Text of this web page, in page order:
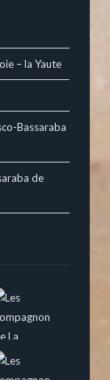
– la Yaute
Bassaraba
de